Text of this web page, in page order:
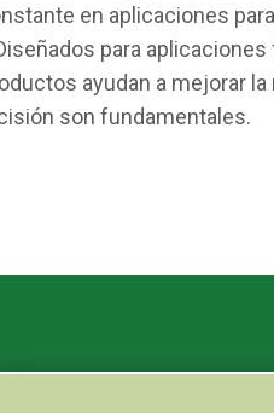
en aplicaciones
para
ayudan a mejorar
son fundamentales.